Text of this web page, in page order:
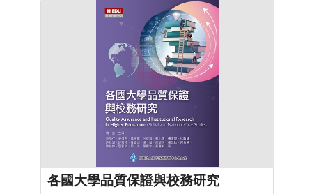
各國大學品質保證與校務研究